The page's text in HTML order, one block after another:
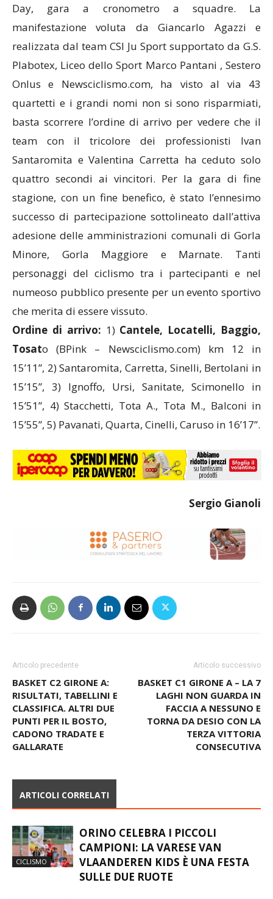
Day, gara a cronometro a squadre. La
manifestazione voluta da Giancarlo Agazzi e
realizzata dal team CSI Ju Sport supportato da G.S.
Plabotex, Liceo dello Sport Marco Pantani , Sestero
Onlus e Newsciclismo.com, ha visto al via 43
quartetti e i grandi nomi non si sono risparmiati,
basta scorrere l’ordine di arrivo per vedere che il
team con il tricolore dei professionisti Ivan
Santaromita e Valentina Carretta ha ceduto solo
quattro secondi ai vincitori. Per la gara di fine
stagione, con un fine benefico, è stato l’ennesimo
successo di partecipazione sottolineato dall’attiva
adesione delle amministrazioni comunali di Gorla
Minore, Gorla Maggiore e Marnate. Tanti
personaggi del ciclismo tra i partecipanti e nel
numeoso pubblico presente per un evento sportivo
che merita di essere vissuto.
Ordine di arrivo: 1) Cantele, Locatelli, Baggio,
Tosato (BPink – Newsciclismo.com) km 12 in
15’11”, 2) Santaromita, Carretta, Sinelli, Bertolani in
15’15”, 3) Ignoffo, Ursi, Sanitate, Scimonello in
15’51”, 4) Stacchetti, Tota A., Tota M., Balconi in
15’55”, 5) Pavanati, Quarta, Cinelli, Caruso in 16’17”.
Sergio Gianoli
Articolo precedente
BASKET C2 GIRONE A:
RISULTATI, TABELLINI E
CLASSIFICA. ALTRI DUE
PUNTI PER IL BOSTO,
CADONO TRADATE E
GALLARATE
Articolo successivo
BASKET C1 GIRONE A – LA 7
LAGHI NON GUARDA IN
FACCIA A NESSUNO E
TORNA DA DESIO CON LA
TERZA VITTORIA
CONSECUTIVA
ARTICOLI CORRELATI
CICLISMO
ORINO CELEBRA I PICCOLI
CAMPIONI: LA VARESE VAN
VLAANDEREN KIDS È UNA FESTA
SULLE DUE RUOTE